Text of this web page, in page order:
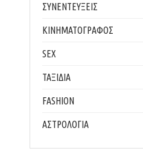
ΣΥΝΕΝΤΕΥΞΕΙΣ
ΚΙΝΗΜΑΤΟΓΡΑΦΟΣ
SEX
ΤΑΞΙΔΙΑ
FASHION
ΑΣΤΡΟΛΟΓΙΑ